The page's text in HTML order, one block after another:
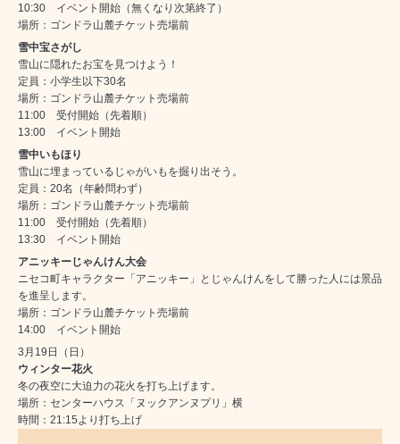
10:30 イベント開始（無くなり次第終了）
場所：ゴンドラ山麓チケット売場前
雪中宝さがし
雪山に隠れたお宝を見つけよう！
定員：小学生以下30名
場所：ゴンドラ山麓チケット売場前
11:00 受付開始（先着順）
13:00 イベント開始
雪中いもほり
雪山に埋まっているじゃがいもを掘り出そう。
定員：20名（年齢問わず）
場所：ゴンドラ山麓チケット売場前
11:00 受付開始（先着順）
13:30 イベント開始
アニッキーじゃんけん大会
ニセコ町キャラクター「アニッキー」とじゃんけんをして勝った人には景品
を進呈します。
場所：ゴンドラ山麓チケット売場前
14:00 イベント開始
3月19日（日）
ウィンター花火
冬の夜空に大迫力の花火を打ち上げます。
場所：センターハウス「ヌックアンヌプリ」横
時間：21:15より打ち上げ